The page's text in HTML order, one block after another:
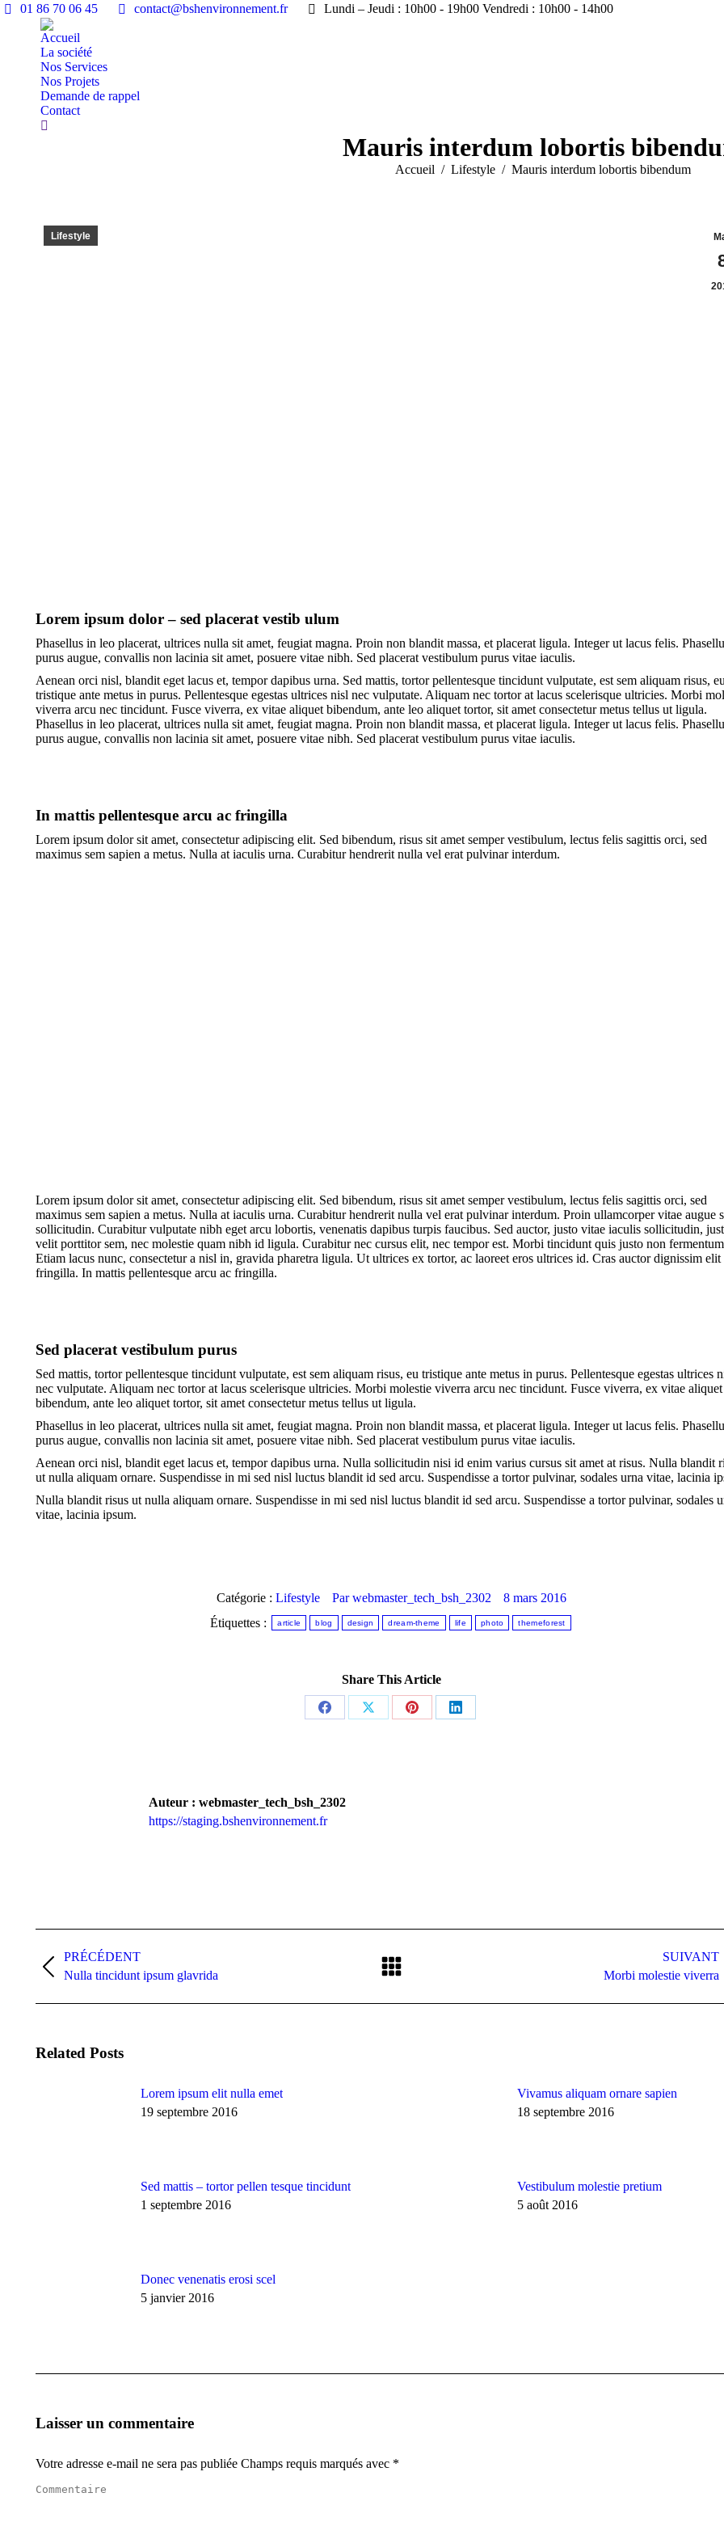
01 86 70 06 45 contact@bshenvironnement.fr Lundi – Jeudi : 10h00 - 19h00 Vendredi : 10h00 - 14h00
Accueil
La société
Nos Services
Nos Projets
Demande de rappel
Contact
Recherche
Mauris interdum lobortis
Vous êtes ici :
Accueil Lifestyle Mauris interdum lobortis bibendum
Lifestyle
Lorem ipsum dolor – sed placerat vestib ulum
Phasellus in leo placerat, ultrices nulla sit amet, feugiat magna. Proin non blandit massa, et placerat ligula. Integer ut lacus felis.
purus augue, convallis non lacinia sit amet, posuere vitae nibh. Sed placerat vestibulum purus vitae iaculis.
Aenean orci nisl, blandit eget lacus et, tempor dapibus urna. Sed mattis, tortor pellentesque tincidunt vulputate, est sem aliquam risus, eu
tristique ante metus in purus. Pellentesque egestas ultrices nisl nec vulputate. Aliquam nec tortor at lacus scelerisque ultricies. Morbi
viverra arcu nec tincidunt. Fusce viverra, ex vitae aliquet bibendum, ante leo aliquet tortor, sit amet consectetur metus tellus ut ligula.
Phasellus in leo placerat, ultrices nulla sit amet, feugiat magna. Proin non blandit massa, et placerat ligula. Integer ut lacus felis.
purus augue, convallis non lacinia sit amet, posuere vitae nibh. Sed placerat vestibulum purus vitae iaculis.
In mattis pellentesque arcu ac fringilla
Lorem ipsum dolor sit amet, consectetur adipiscing elit. Sed bibendum, risus sit amet semper vestibulum, lectus felis sagittis orci, sed
maximus sem sapien a metus. Nulla at iaculis urna. Curabitur hendrerit nulla vel erat pulvinar interdum.
Lorem ipsum dolor sit amet, consectetur adipiscing elit. Sed bibendum, risus sit amet semper vestibulum, lectus felis sagittis orci, sed
maximus sem sapien a metus. Nulla at iaculis urna. Curabitur hendrerit nulla vel erat pulvinar interdum. Proin ullamcorper vitae augue
sollicitudin. Curabitur vulputate nibh eget arcu lobortis, venenatis dapibus turpis faucibus. Sed auctor, justo vitae iaculis sollicitudin,
velit porttitor sem, nec molestie quam nibh id ligula. Curabitur nec cursus elit, nec tempor est. Morbi tincidunt quis justo non
Etiam lacus nunc, consectetur a nisl in, gravida pharetra ligula. Ut ultrices ex tortor, ac laoreet eros ultrices id. Cras auctor dignissim elit
fringilla. In mattis pellentesque arcu ac fringilla.
Sed placerat vestibulum purus
Sed mattis, tortor pellentesque tincidunt vulputate, est sem aliquam risus, eu tristique ante metus in purus. Pellentesque egestas ultrices
nec vulputate. Aliquam nec tortor at lacus scelerisque ultricies. Morbi molestie viverra arcu nec tincidunt. Fusce viverra, ex vitae aliquet
bibendum, ante leo aliquet tortor, sit amet consectetur metus tellus ut ligula.
Phasellus in leo placerat, ultrices nulla sit amet, feugiat magna. Proin non blandit massa, et placerat ligula. Integer ut lacus felis.
purus augue, convallis non lacinia sit amet, posuere vitae nibh. Sed placerat vestibulum purus vitae iaculis.
Aenean orci nisl, blandit eget lacus et, tempor dapibus urna. Nulla sollicitudin nisi id enim varius cursus sit amet at risus. Nulla blandit
ut nulla aliquam ornare. Suspendisse in mi sed nisl luctus blandit id sed arcu. Suspendisse a tortor pulvinar, sodales urna vitae, lacinia
Nulla blandit risus ut nulla aliquam ornare. Suspendisse in mi sed nisl luctus blandit id sed arcu. Suspendisse a tortor pulvinar, sodales
vitae, lacinia ipsum.
Catégorie : Lifestyle Parwebmaster_tech_bsh_2302
8 mars 2016
Étiquettes :
article blog design dream-theme life photo themeforest
Share This Article
PartagerPartagerPartagerPartager
Auteur : webmaster_tech_bsh_2302
https://staging.bshenvironnement.fr
article
PRÉCÉDENT
Article
:
Nulla tincidunt ipsum glavrida
SUIVANT
:
Morbi molestie viverra
Related Posts
Lorem ipsum elit nulla emet
19 septembre 2016
Vivamus aliquam ornare sapien
18 septembre 2016
Sed mattis – tortor pellen tesque tincidunt
1 septembre 2016
Vestibulum molestie pretium
5 août 2016
Donec venenatis erosi scel
5 janvier 2016
Laisser un commentaire
Votre adresse e-mail ne sera pas publiée Champs requis marqués avec *
Commentaire